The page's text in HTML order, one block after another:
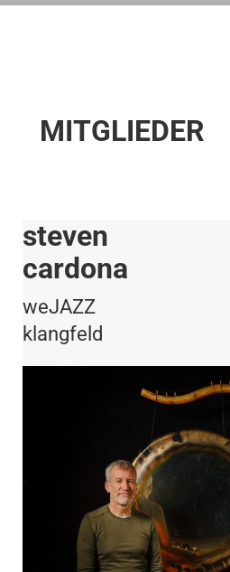
MITGLIEDER
steven
cardona
weJAZZ
klangfeld